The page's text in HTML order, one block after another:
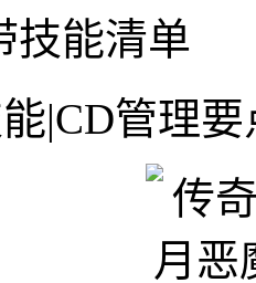
技能清单
|CD管理要